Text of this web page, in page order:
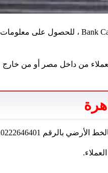
يهتم أتباع الأخبار الاقتصادية والخدمات المصرفية بالوصول إلى رقم خدمة العملاء في Bank Cairo ، للحصول على معلومات
من داخل مصر أو من خارج